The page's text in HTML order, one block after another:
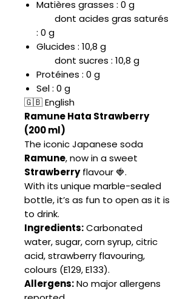
Matières grasses : 0 g
dont acides gras saturés
: 0 g
Glucides : 10,8 g
dont sucres : 10,8 g
Protéines : 0 g
Sel : 0 g
🇬🇧 English
Ramune Hata Strawberry
(200 ml)
The iconic Japanese soda
Ramune, now in a sweet
Strawberryflavour 🍓.
With its unique marble-sealed
bottle, it’s as fun to open as it is
to drink.
Ingredients:Carbonated
water, sugar, corn syrup, citric
acid, strawberry flavouring,
colours (E129, E133).
Allergens:No major allergens